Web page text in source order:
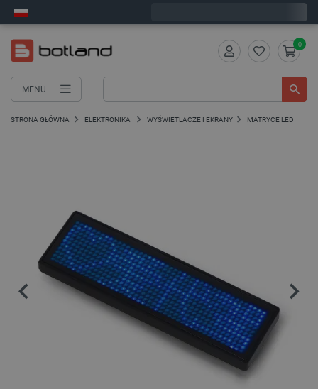
MENU
0
STRONA GŁÓWNA ELEKTRONIKA WYŚWIETLACZE I EKRANY MATRYCE LED